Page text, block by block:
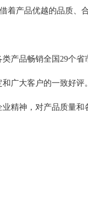
产品优越的品质、
品畅销全国29个省
广大客户的一致好评。
神，对产品质量和